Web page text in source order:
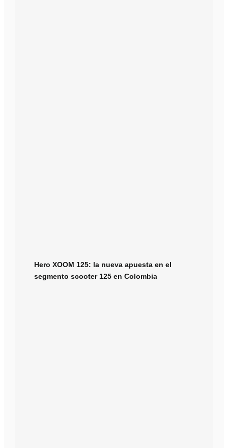
Hero XOOM 125: la nueva apuesta en el
segmento scooter 125 en Colombia